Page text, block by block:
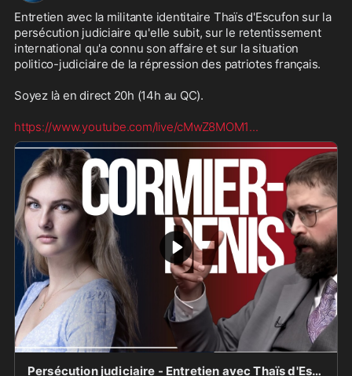
Entretien avec la militante identitaire Thaïs d'Escufon sur la
persécution judiciaire qu'elle subit, sur le retentissement
international qu'a connu son affaire et sur la situation
politico-judiciaire de la répression des patriotes français.
Soyez là en direct 20h (14h au QC).
https://www.youtube.com/live/cMwZ8MOM1...
Persécution judiciaire - Entretien avec Thaïs d'Escufon